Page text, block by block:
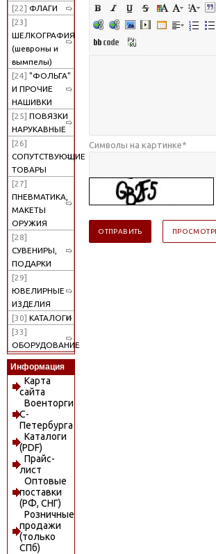
[22] ФЛАГИ
[23]
ШЕЛКОГРАФИЯ
(шевроны и
вымпелы)
[24] "ФОЛЬГА"
И ПРОЧИЕ
НАШИВКИ
[25] ПОВЯЗКИ
НАРУКАВНЫЕ
[26]
СОПУТСТВУЮЩИЕ
ТОВАРЫ
[27]
ПНЕВМАТИКА,
МАКЕТЫ
ОРУЖИЯ
[28]
СУВЕНИРЫ,
ПОДАРКИ
[29]
ЮВЕЛИРНЫЕ
ИЗДЕЛИЯ
[30] КАТАЛОГИ
[33]
ОБОРУДОВАНИЕ
Информация
Карта
сайта
Военторги
С-
Петербурга
Каталоги
(PDF)
Прайс-
лист
Оптовые
поставки
(РФ, СНГ)
Розничные
продажи
(только
СПб)
Символы на картинке*